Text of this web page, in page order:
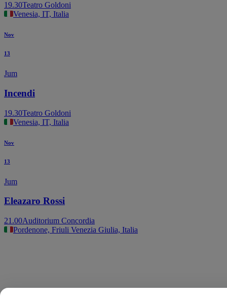
19.30Teatro Goldoni
Venesia, IT, Italia
Nov
13
Jum
Incendi
19.30Teatro Goldoni
Venesia, IT, Italia
Nov
13
Jum
Eleazaro Rossi
21.00Auditorium Concordia
Pordenone, Friuli Venezia Giulia, Italia